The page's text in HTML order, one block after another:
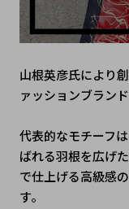
山根英彦氏により
ァッションブラン
代表的なモチーフ
ばれる羽根を広げ
で仕上げる高級感
す。